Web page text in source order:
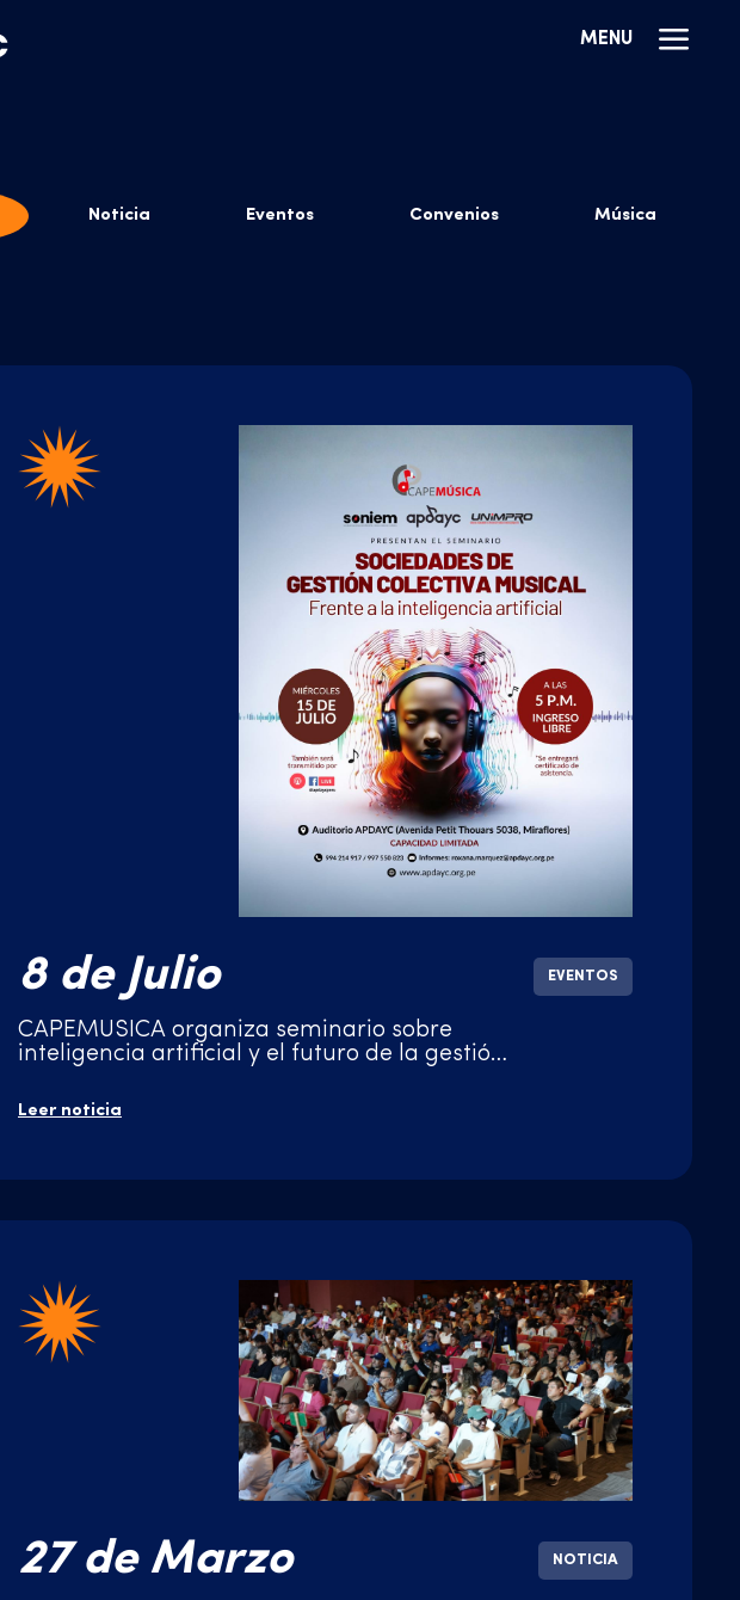
MENU
Noticia Eventos Convenios Música
8 de Julio EVENTOS
CAPEMÚSICA organiza seminario sobre
inteligencia artificial y el futuro de la gestión
Leer noticia
27 de Marzo NOTICIA